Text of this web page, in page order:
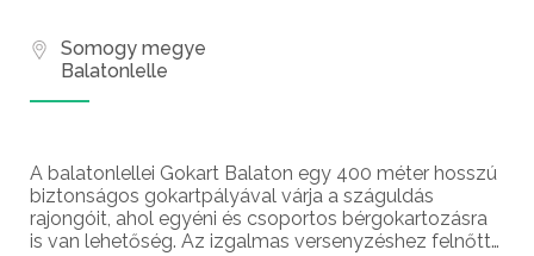
Somogy megye
Balatonlelle
A balatonlellei Gokart Balaton egy 400 méter hosszú
biztonságos gokartpályával várja a száguldás
rajongóit, ahol egyéni és csoportos bérgokartozásra
is van lehetőség. Az izgalmas versenyzéshez felnőtt